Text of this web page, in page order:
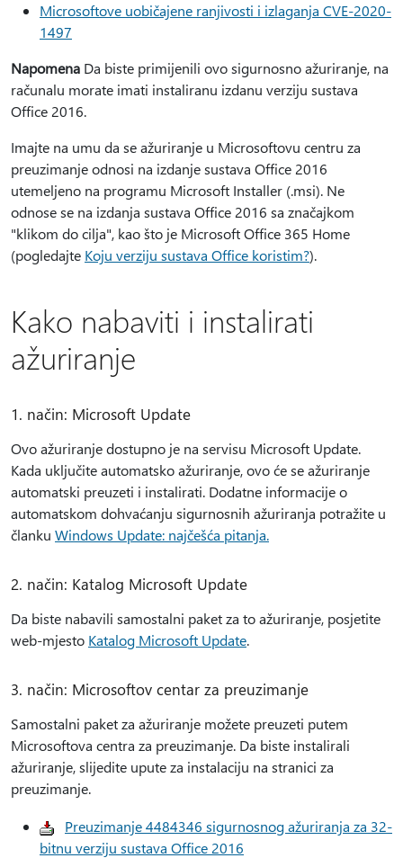
Microsoftove uobičajene ranjivosti i izlaganja CVE-2020-
1497
Napomena Da biste primijenili ovo sigurnosno ažuriranje, na
računalu morate imati instaliranu izdanu verziju sustava
Office 2016.
Imajte na umu da se ažuriranje u Microsoftovu centru za
preuzimanje odnosi na izdanje sustava Office 2016
utemeljeno na programu Microsoft Installer (.msi). Ne
odnose se na izdanja sustava Office 2016 sa značajkom
"klikom do cilja", kao što je Microsoft Office 365 Home
(pogledajte Koju verziju sustava Office koristim?).
Kako nabaviti i instalirati
ažuriranje
1. način: Microsoft Update
Ovo ažuriranje dostupno je na servisu Microsoft Update.
Kada uključite automatsko ažuriranje, ovo će se ažuriranje
automatski preuzeti i instalirati. Dodatne informacije o
automatskom dohvaćanju sigurnosnih ažuriranja potražite u
članku Windows Update: najčešća pitanja.
2. način: Katalog Microsoft Update
Da biste nabavili samostalni paket za to ažuriranje, posjetite
web-mjesto Katalog Microsoft Update.
3. način: Microsoftov centar za preuzimanje
Samostalni paket za ažuriranje možete preuzeti putem
Microsoftova centra za preuzimanje. Da biste instalirali
ažuriranje, slijedite upute za instalaciju na stranici za
preuzimanje.
Preuzimanje 4484346 sigurnosnog ažuriranja za 32-
bitnu verziju sustava Office 2016